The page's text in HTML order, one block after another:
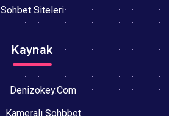
Sohbet Siteleri
Kaynak
Denizokey.Com
Kameralı Sohbbet